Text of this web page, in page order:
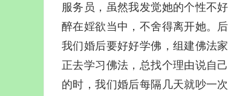
服务员，虽然我发觉她的个性不
醉在婬欲当中，不舍得离开她。
我们婚后要好好学佛，组建佛法
正去学习佛法，总找个理由说自
的时，我们婚后每隔几天就吵一